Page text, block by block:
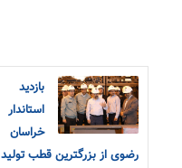
بازدید
استاندار
خراسان
رضوی از بزرگترین قطب تولید